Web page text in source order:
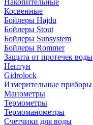
Накопительные
Косвенные
Бойлеры Hajdu
Бойлеры Stout
Бойлеры Sunsystem
Бойлеры Rommer
Защита от протечек воды
Нептун
Gidrolock
Измерительные приборы
Манометры
Термометры
Термоманометры
Счетчики для воды